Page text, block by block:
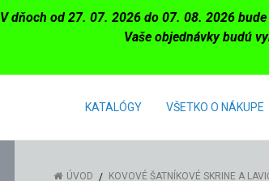
V dňoch od 27. 07. 2026 do 07. 08. 2026
Vaše objednávky budú
KATALÓGY VŠETKO O NÁKUPE
ÚVOD KOVOVÉ ŠATNÍKOVÉ SKRINE A